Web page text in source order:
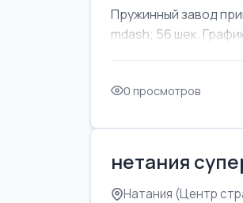
Пружинный завод
mdash; 56 шек.
0 просмотров
нетания
Натания (Центр